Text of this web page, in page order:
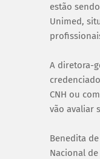
estão
Unimed,
A diretora-
CNH ou
vão avaliar
Benedita
Nacional